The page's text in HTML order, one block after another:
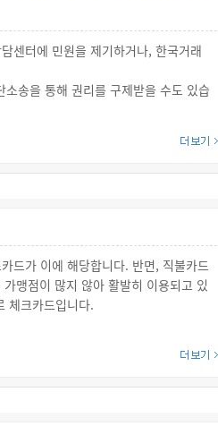
센터에 민원을 제기하거나, 한국거래
송을 통해 권리를 구제받을 수도 있습
쟁이 발생한 경우 한국소비자원의 소
있는 경우에 한함)에 관한 업무를 수행
니다.
드가 이에 해당합니다. 반면, 직불카드
맹점이 많지 않아 활발히 이용되고 있
체크카드입니다.